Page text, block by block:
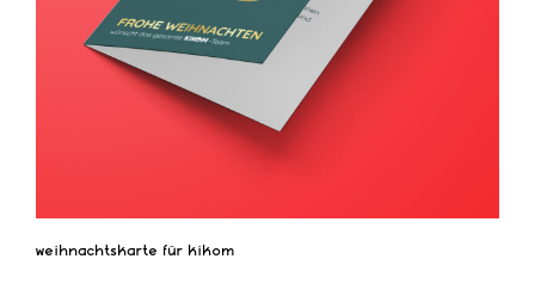
weihnachtskarte für kikom